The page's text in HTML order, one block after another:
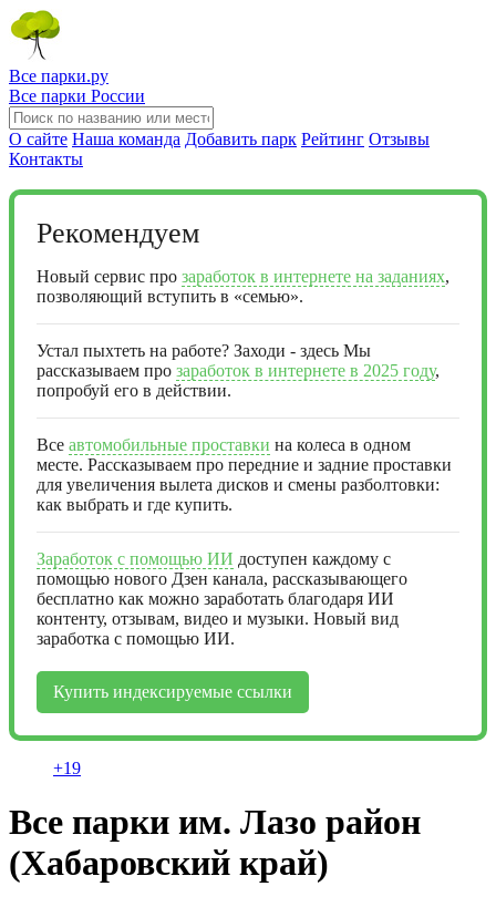
Все парки.ру
Все парки России
О сайте Наша команда Добавить парк Рейтинг Отзывы
Контакты
Рекомендуем
Новый сервис про заработок в интернете на заданиях,
позволяющий вступить в «семью».
Устал пыхтеть на работе? Заходи - здесь Мы
рассказываем про заработок в интернете в 2025 году,
попробуй его в действии.
Все автомобильные проставки на колеса в одном
месте. Рассказываем про передние и задние проставки
для увеличения вылета дисков и смены разболтовки:
как выбрать и где купить.
Заработок с помощью ИИ доступен каждому с
помощью нового Дзен канала, рассказывающего
бесплатно как можно заработать благодаря ИИ
контенту, отзывам, видео и музыки. Новый вид
заработка с помощью ИИ.
Купить индексируемые ссылки
+19
Все парки им. Лазо район
(Хабаровский край)